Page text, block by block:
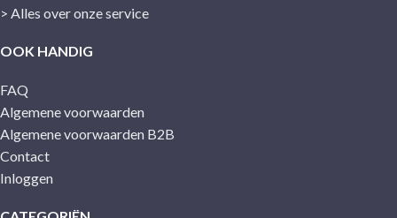
> Alles over onze service
OOK HANDIG
FAQ
Algemene voorwaarden
Algemene voorwaarden B2B
Contact
Inloggen